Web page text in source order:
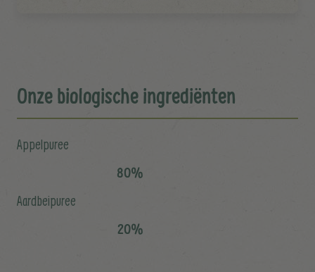
Onze biologische ingrediënten
Appelpuree
80%
Aardbeipuree
20%